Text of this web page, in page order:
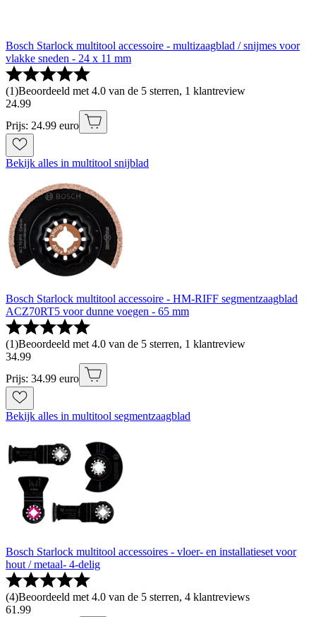
Bosch Starlock multitool accessoire - multizaagblad / snijmes voor
vlakke sneden - 24 x 11 mm
(1)Beoordeeld met 4.0 van de 5 sterren, 1 klantreview
24.99
Prijs: 24.99 euro
Bekijk alles in multitool snijblad
Bosch Starlock multitool accessoire - HM-RIFF segmentzaagblad
ACZ70RT5 voor dunne voegen - 65 mm
(1)Beoordeeld met 4.0 van de 5 sterren, 1 klantreview
34.99
Prijs: 34.99 euro
Bekijk alles in multitool segmentzaagblad
Bosch Starlock multitool accessoires - vloer- en installatieset voor
hout / metaal- 4-delig
(4)Beoordeeld met 4.0 van de 5 sterren, 4 klantreviews
61 .99